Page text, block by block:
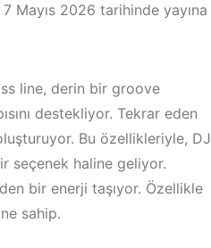
Mayıs 2026 tarihinde yayına
line, derin bir groove
destekliyor. Tekrar eden
Bu özellikleriyle, DJ
seçenek haline geliyor.
bir enerji taşıyor. Özellikle
sahip.